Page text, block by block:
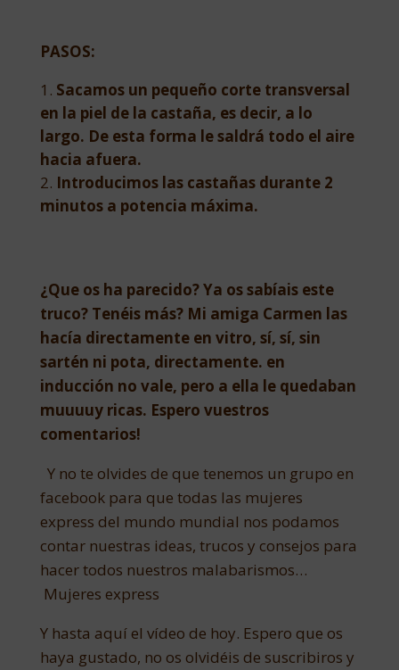
PASOS:
Sacamos un pequeño corte transversal
en la piel de la castaña, es decir, a lo
largo. De esta forma le saldrá todo el aire
hacia afuera.
Introducimos las castañas durante 2
minutos a potencia máxima.
¿Que os ha parecido? Ya os sabíais este
truco? Tenéis más? Mi amiga Carmen las
hacía directamente en vitro, sí, sí, sin
sartén ni pota, directamente. en
inducción no vale, pero a ella le quedaban
muuuuy ricas. Espero vuestros
comentarios!
Y no te olvides de que tenemos un grupo en
facebook para que todas las mujeres
express del mundo mundial nos podamos
contar nuestras ideas, trucos y consejos para
hacer todos nuestros malabarismos…
Mujeres express
Y hasta aquí el vídeo de hoy. Espero que os
haya gustado, no os olvidéis de suscribiros y